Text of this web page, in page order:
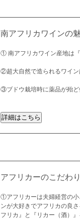
南アフリカワインの
① 南アフリカワイン産地は
②超大自然で造られるワイン
③ブドウ栽培時に薬品が殆ど
アフリカーのこだわり
①アフリカーは夫婦経営の小
ンが大好きでアフリカの良
フリカ』と『リカー（酒）』